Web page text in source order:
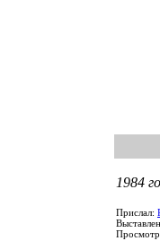
1984
Прислал: